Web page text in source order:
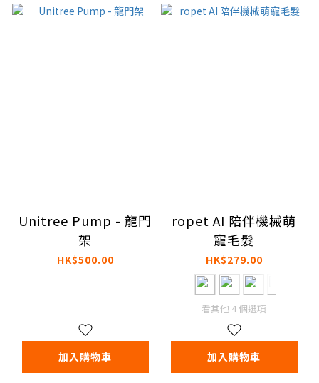
Unitree Pump - 龍門
架
HK$500.00
加入購物車
ropet AI 陪伴機械萌
寵毛髮
HK$279.00
看其他 4 個選項
加入購物車